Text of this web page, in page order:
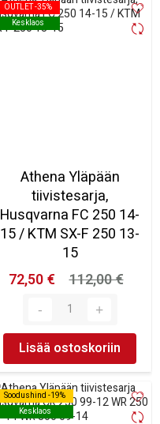
OUTLET -35%
Kesklaos
OUTLET -35%
Kesklaos
Athena Yläpään
tiivistesarja,
Husqvarna FC 250 14-
15 / KTM SX-F 250 13-
15
72,50 €
112,00 €
Lisää ostoskoriin
Soodushind -19%
Kesklaos
Soodushind -19%
Kesklaos